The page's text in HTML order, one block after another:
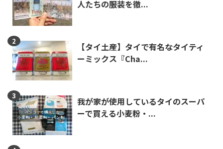
人たちの服装を徹...
【タイ土産】タイで有名なタイティ
ーミックス『Cha...
我が家が使用しているタイのスーパ
ーで買える小麦粉・...